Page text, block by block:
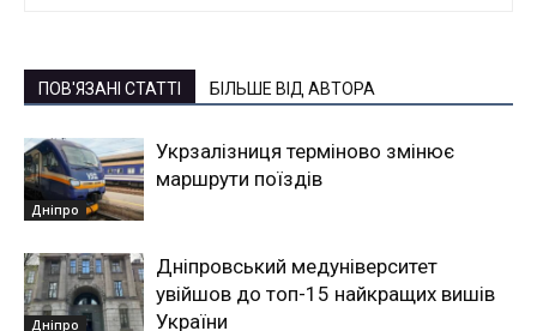
ПОВ'ЯЗАНІ СТАТТІ БІЛЬШЕ ВІД АВТОРА
Дніпро
Укрзалізниця терміново змінює
маршрути поїздів
Дніпро
Дніпровський медуніверситет
увійшов до топ-15 найкращих вишів
України